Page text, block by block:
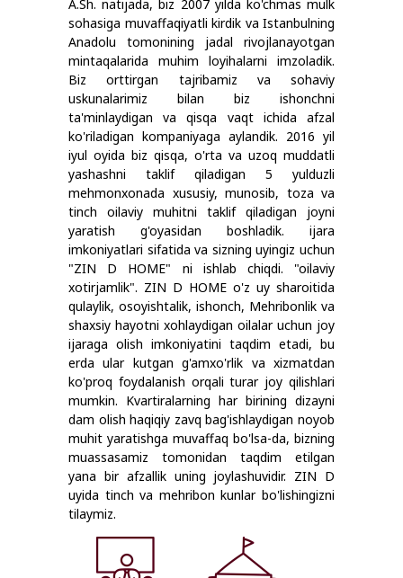
A.Sh. natijada, biz 2007 yilda ko'chmas mulk
sohasiga muvaffaqiyatli kirdik va Istanbulning
Anadolu tomonining jadal rivojlanayotgan
mintaqalarida muhim loyihalarni imzoladik.
Biz orttirgan tajribamiz va sohaviy
uskunalarimiz bilan biz ishonchni
ta'minlaydigan va qisqa vaqt ichida afzal
ko'riladigan kompaniyaga aylandik. 2016 yil
iyul oyida biz qisqa, o'rta va uzoq muddatli
yashashni taklif qiladigan 5 yulduzli
mehmonxonada xususiy, munosib, toza va
tinch oilaviy muhitni taklif qiladigan joyni
yaratish g'oyasidan boshladik. ijara
imkoniyatlari sifatida va sizning uyingiz uchun
"ZIN D HOME" ni ishlab chiqdi. "oilaviy
xotirjamlik". ZIN D HOME o'z uy sharoitida
qulaylik, osoyishtalik, ishonch, Mehribonlik va
shaxsiy hayotni xohlaydigan oilalar uchun joy
ijaraga olish imkoniyatini taqdim etadi, bu
erda ular kutgan g'amxo'rlik va xizmatdan
ko'proq foydalanish orqali turar joy qilishlari
mumkin. Kvartiralarning har birining dizayni
dam olish haqiqiy zavq bag'ishlaydigan noyob
muhit yaratishga muvaffaq bo'lsa-da, bizning
muassasamiz tomonidan taqdim etilgan
yana bir afzallik uning joylashuvidir. ZIN D
uyida tinch va mehribon kunlar bo'lishingizni
tilaymiz.